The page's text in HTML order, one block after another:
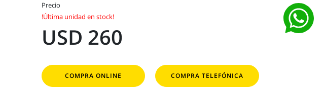
Precio
!Última unidad en stock!
USD 260
COMPRA ONLINE COMPRA TELEFÓNICA